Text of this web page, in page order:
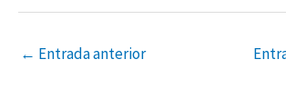
← Entrada anterior